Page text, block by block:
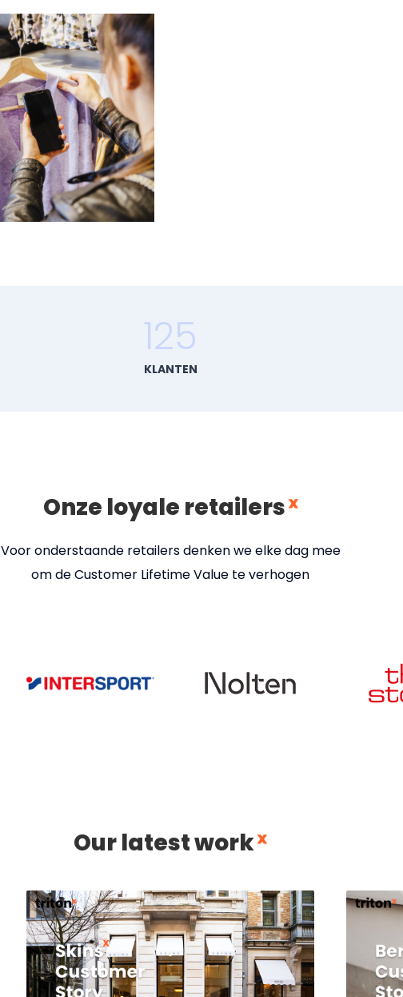
125
KLANTEN
Onze loyale retailers
Voor onderstaande retailers denken we elke dag mee
om de Customer Lifetime Value te verhogen
Our latest work